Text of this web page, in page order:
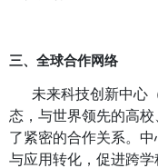
变革。
2.合作（
作平台。